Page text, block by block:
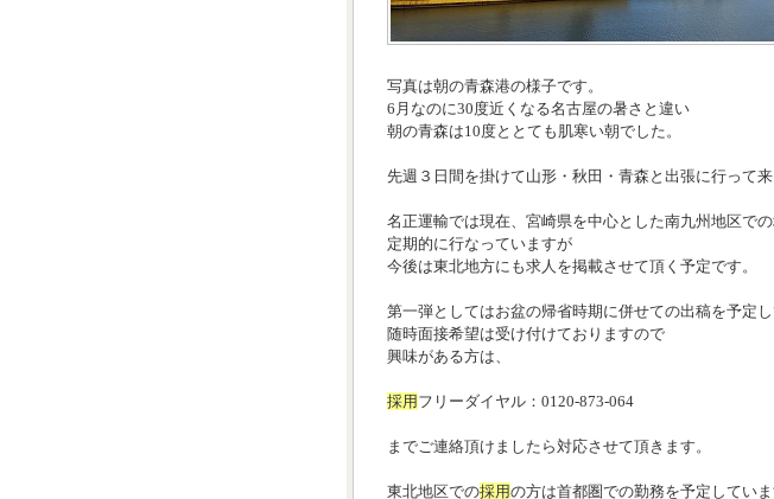
写真は朝の青森港の様子です。
6月なのに30度近くなる名古屋の暑さと違い
朝の青森は10度ととても肌寒い朝でした。
先週３日間を掛けて山形・秋田・青森と出張に行って来
名正運輸では現在、宮崎県を中心とした南九州地区で
定期的に行なっていますが
今後は東北地方にも求人を掲載させて頂く予定です。
第一弾としてはお盆の帰省時期に併せての出稿を予定
随時面接希望は受け付けておりますので
興味がある方は、
採用 フリーダイヤル：0120-873-064
までご連絡頂けましたら対応させて頂きます。
東北地区での採用の方は首都圏での勤務を予定していま